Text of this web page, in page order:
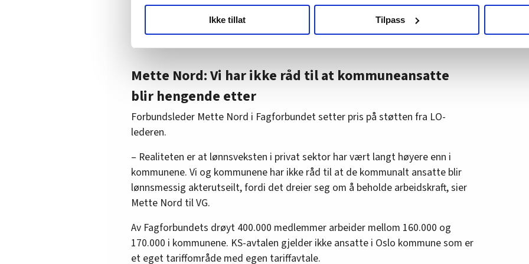
LO Medias publikasjoner frifagbevegelse.no, hk-nytt.no og fontene.no bruker
hvordan våre nettsider blir brukt slik at vi tilby relevant innhold, tilpassede annonser og
Ikke tillat Tilpass
mellom offentlig og privat sektor.
Syns du norske priser øker mye?
Se hva resten av Europa betaler
Mette Nord: Vi har ikke råd til at kommuneansatte
blir hengende etter
Forbundsleder Mette Nord i Fagforbundet setter pris på støtten fra LO-
lederen.
– Realiteten er at lønnsveksten i privat sektor har vært langt høyere enn i
kommunene. Vi og kommunene har ikke råd til at de kommunalt ansatte blir
lønnsmessig akterutseilt, fordi det dreier seg om å beholde arbeidskraft, sier
Mette Nord til VG.
Av Fagforbundets drøyt 400.000 medlemmer arbeider mellom 160.000 og
170.000 i kommunene. KS-avtalen gjelder ikke ansatte i Oslo kommune som er
et eget tariffområde med egen tariffavtale.